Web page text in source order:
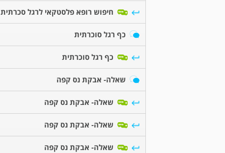
חיפוש רופא פלסטקאי לרגל סכרתית
כף רגל סוכרתית
כף רגל סוכרתית
שאלה- אבקת נס קפה
שאלה- אבקת נס קפה
שאלה- אבקת נס קפה
שאלה- אבקת נס קפה